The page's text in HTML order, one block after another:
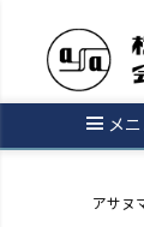
メ
アサヌ